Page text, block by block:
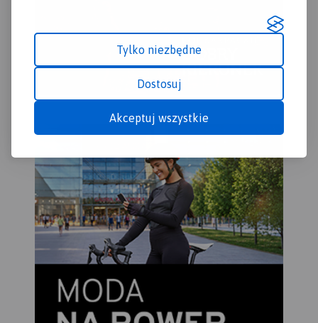
Tylko niezbędne
Dostosuj
Akceptuj wszystkie